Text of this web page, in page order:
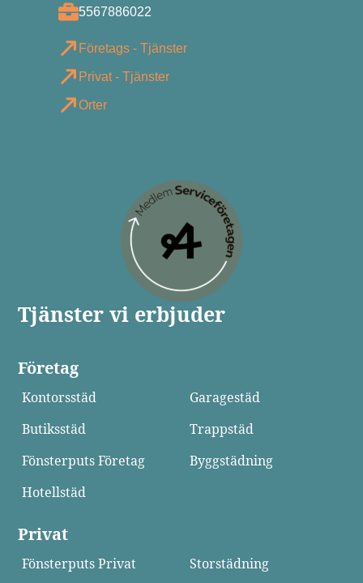
5567886022
Företags - Tjänster
Privat - Tjänster
Orter
Tjänster vi erbjuder
Företag
Kontorsstäd
Garagestäd
Butiksstäd
Trappstäd
Fönsterputs Företag
Byggstädning
Hotellstäd
Privat
Fönsterputs Privat Storstädning